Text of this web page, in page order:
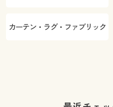
カーテン・ラグ・ファブリック